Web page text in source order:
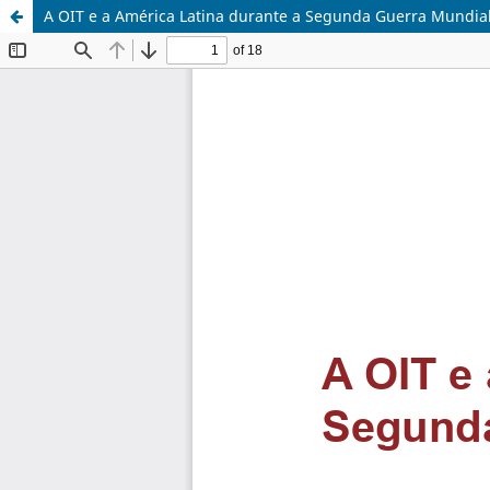
A OIT e a América Latina durante a Segunda Guerra